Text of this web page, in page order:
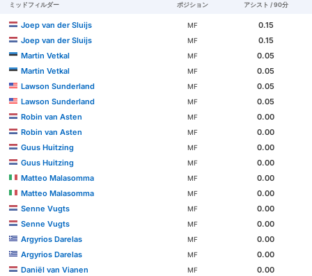
ミッドフィルダー ポジション アシスト / 90分
Joep van der Sluijs MF
0.15
Joep van der Sluijs
MF
0.15
Martin Vetkal
MF
0.05
Martin Vetkal
MF
0.05
Lawson Sunderland
MF
0.05
Lawson Sunderland
MF
0.05
Robin van Asten
MF
0.00
Robin van Asten
MF
0.00
Guus Huitzing
MF
0.00
Guus Huitzing
MF
0.00
Matteo Malasomma
MF
0.00
Matteo Malasomma
MF
0.00
Senne Vugts
MF
0.00
Senne Vugts
MF
0.00
Argyrios Darelas
MF
0.00
Argyrios Darelas
MF
0.00
Daniël van Vianen
MF
0.00